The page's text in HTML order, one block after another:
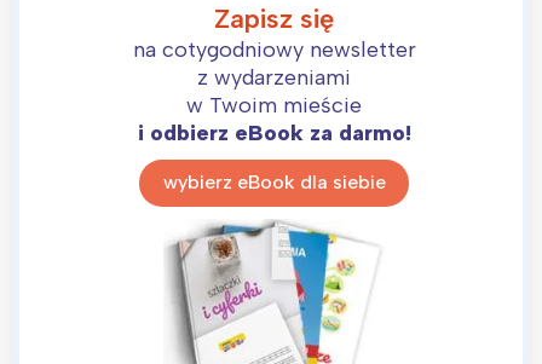
Zapisz się
na cotygodniowy newsletter
z wydarzeniami
w Twoim mieście
i odbierz eBook za darmo!
wybierz eBook dla siebie